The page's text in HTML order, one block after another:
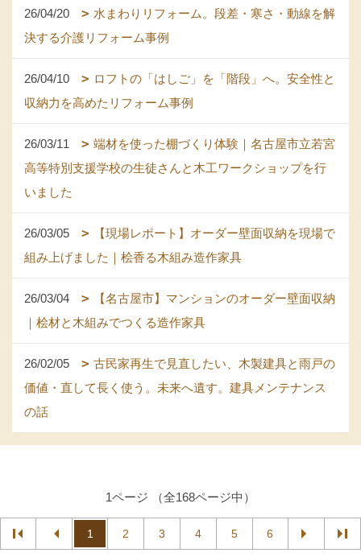
26/04/20
水まわりリフォーム。段差・寒さ・動線を解
決する介護リフォーム事例
26/04/10
ロフトの「はしご」を「階段」へ。安全性と
収納力を高めたリフォーム事例
26/03/11
端材を使った棚づくり体験｜名古屋市立若宮
高等特別支援学校の生徒さんと木工ワークショップを行
いました
26/03/05
【現場レポート】オーダー壁面収納を現場で
組み上げました｜桧香る木組み造作家具
26/03/04
【名古屋市】マンションのオーダー壁面収納
｜桧材と木組みでつくる造作家具
26/02/05
古民家再生で見直したい、木製建具と雨戸の
価値・直して長く使う。未来へ遺す。建具メンテナンス
の話
1ページ （全168ページ中）
1 2 3 4 5 6